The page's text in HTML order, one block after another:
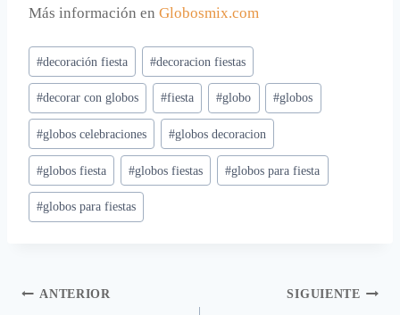
Más información en Globosmix.com
Etiquetas
de
la
entrada:
#decoración fiesta #decoracion fiestas
#decorar con globos #fiesta #globo #globos
#globos celebraciones #globos decoracion
#globos fiesta #globos fiestas #globos para fiesta
#globos para fiestas
Navegación
ANTERIOR SIGUIENTE